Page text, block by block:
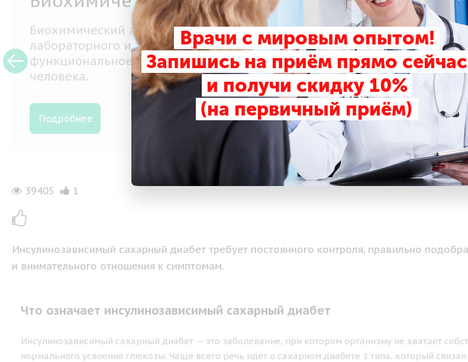
Тиреотоксикоз – клинический синдром, возникающий
при повышенном содержании в крови гормонов
щитовидной железы.
Подробнее
39405 1
Инсулинозависимый сахарный диабет требует постоянного контроля, правильно
и внимательного отношения к симптомам.
Что означает инсулинозависимый сахарный диабет
Инсулинозависимый сахарный диабет — это заболевание, при котором организму не хватает
нормального усвоения глюкозы. Чаще всего речь идет о сахарном диабете 1 типа, который
Врачи с мировым опытом!
Запишись на приём прямо сейчас
и получи скидку 10%
(на первичный приём)